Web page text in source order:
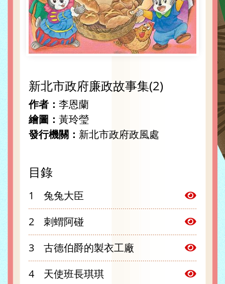
新北市政府廉政故事集(2)
作者： 李恩蘭
繪圖： 黃玲瑩
發行機關： 新北市政府政風處
目錄
兔兔大臣
刺蝟阿碰
古德伯爵的製衣工廠
天使班長琪琪